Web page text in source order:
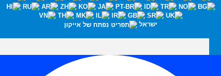
ישראל